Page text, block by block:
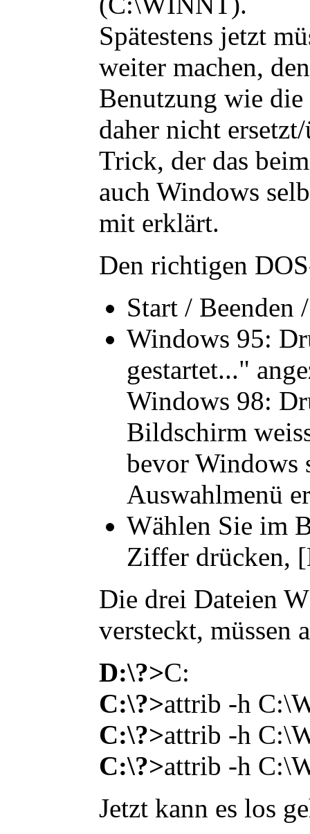
Spätestens jetzt
weiter machen,
Benutzung wie
daher nicht
Trick, der das
auch Windows
mit erklärt.
Den richtigen
Start / Beenden
Windows 95:
gestartet..."
Windows 98:
Bildschirm
bevor Windows
Auswahlmenü
Wählen Sie im
Ziffer drücken,
Die drei Dateien
versteckt, müssen
D:\?>C:
C:\?>attrib -h
C:\?>attrib -h
C:\?>attrib -h
Jetzt kann es los